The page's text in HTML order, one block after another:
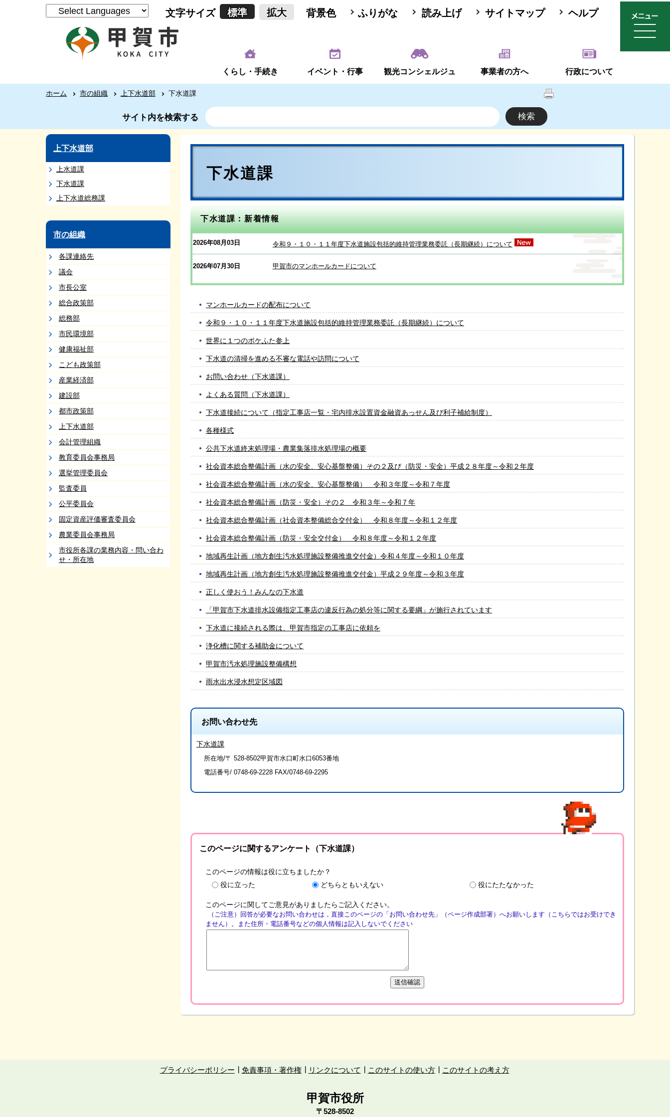
文字サイズ 標準 拡大 背景色 ふりがな 読み上げ サイトマップ ヘルプ
くらし・手続き イベント・行事 観光コンシェルジュ 事業者の方へ 行政について
ホーム 市の組織 上下水道部 下水道課
サイト内を検索する
上下水道部
上水道課
下水道課
上下水道総務課
市の組織
各課連絡先
議会
市長公室
総合政策部
総務部
市民環境部
健康福祉部
こども政策部
産業経済部
建設部
都市政策部
上下水道部
会計管理組織
教育委員会事務局
選挙管理委員会
監査委員
公平委員会
固定資産評価審査委員会
農業委員会事務局
市役所各課の業務内容・問い合わ
せ・所在地
下水道課
下水道課：新着情報
2026年08月03日 令和９・１０・１１年度下水道施設包括的維持管理業務委託（⻑期継続）について
2026年07月30日 甲賀市のマンホールカードについて
マンホールカードの配布について
令和９・１０・１１年度下水道施設包括的維持管理業務委託（⻑期継続）について
世界に１つのポケふた参上
下水道の清掃を進める不審な電話や訪問について
お問い合わせ（下水道課）
よくある質問（下水道課）
下水道接続について（指定工事店一覧・宅内排水設置資金融資あっせん及び利子補給制度）
各種様式
公共下水道終末処理場・農業集落排水処理場の概要
社会資本総合整備計画（水の安全、安心基盤整備）その２及び（防災・安全）平成２８年度～令和２年度
社会資本総合整備計画（水の安全、安心基盤整備） 令和３年度～令和７年度
社会資本総合整備計画（防災・安全）その２ 令和３年～令和７年
社会資本総合整備計画（社会資本整備総合交付金） 令和８年度～令和１２年度
社会資本総合整備計画（防災・安全交付金） 令和８年度～令和１２年度
地域再生計画（地方創生汚水処理施設整備推進交付金）令和４年度～令和１０年度
地域再生計画（地方創生汚水処理施設整備推進交付金）平成２９年度～令和３年度
正しく使おう！みんなの下水道
「甲賀市下水道排水設備指定工事店の違反行為の処分等に関する要綱」が施行されています
下水道に接続される際は、甲賀市指定の工事店に依頼を
浄化槽に関する補助金について
甲賀市汚水処理施設整備構想
雨水出水浸水想定区域図
お問い合わせ先
下水道課
所在地/〒 528-8502甲賀市水口町水口6053番地
電話番号/ 0748-69-2228 FAX/0748-69-2295
このページに関するアンケート（下水道課）
このページの情報は役に立ちましたか？
役に立った
どちらともいえない 役にたたなかった
このページに関してご意見がありましたらご記入ください。
（ご注意）回答が必要なお問い合わせは，直接このページの「お問い合わせ先」（ページ作成部署）へお願いします（こちらではお受けでき
ません）。また住所・電話番号などの個人情報は記入しないでください
プライバシーポリシー 免責事項・著作権 リンクについて このサイトの使い方 このサイトの考え方
甲賀市役所
〒528-8502